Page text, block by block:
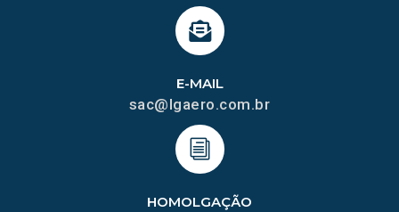
HOMOLGAÇÃO
E-MAIL
sac@lgaero.com.br